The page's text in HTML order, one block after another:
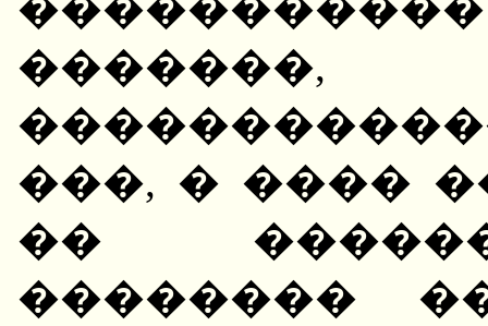
���, � ����
��
��������